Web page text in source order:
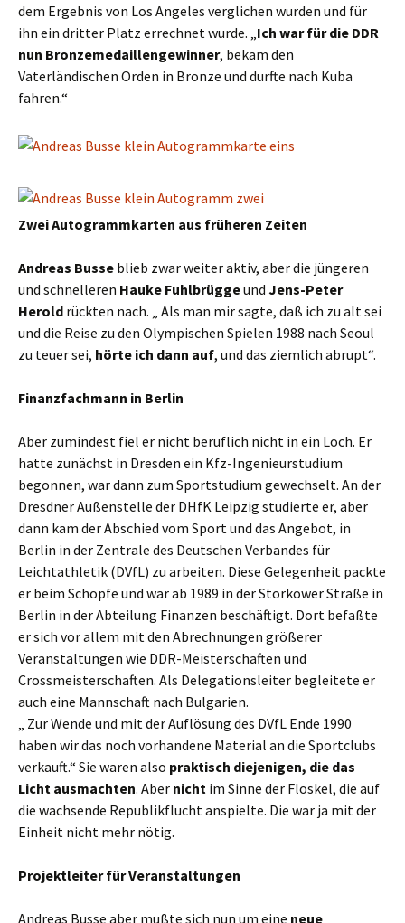
dem Ergebnis von Los Angeles verglichen wurden und für
ihn ein dritter Platz errechnet wurde. „Ich war für die DDR
nun Bronzemedaillengewinner, bekam den
Vaterländischen Orden in Bronze und durfte nach Kuba
fahren.“
Zwei Autogrammkarten aus früheren Zeiten
Andreas Busse blieb zwar weiter aktiv, aber die jüngeren
und schnelleren Hauke Fuhlbrüggeund Jens-Peter
Herold rückten nach. „ Als man mir sagte, daß ich zu alt sei
und die Reise zu den Olympischen Spielen 1988 nach Seoul
zu teuer sei, hörte ich dann auf, und das ziemlich abrupt“.
Finanzfachmann in Berlin
Aber zumindest fiel er nicht beruflich nicht in ein Loch. Er
hatte zunächst in Dresden ein Kfz-Ingenieurstudium
begonnen, war dann zum Sportstudium gewechselt. An der
Dresdner Außenstelle der DHfK Leipzig studierte er, aber
dann kam der Abschied vom Sport und das Angebot, in
Berlin in der Zentrale des Deutschen Verbandes für
Leichtathletik (DVfL) zu arbeiten. Diese Gelegenheit packte
er beim Schopfe und war ab 1989 in der Storkower Straße in
Berlin in der Abteilung Finanzen beschäftigt. Dort befaßte
er sich vor allem mit den Abrechnungen größerer
Veranstaltungen wie DDR-Meisterschaften und
Crossmeisterschaften. Als Delegationsleiter begleitete er
auch eine Mannschaft nach Bulgarien.
„ Zur Wende und mit der Auflösung des DVfL Ende 1990
haben wir das noch vorhandene Material an die Sportclubs
verkauft.“ Sie waren also praktisch diejenigen, die das
Licht ausmachten. Aber nicht im Sinne der Floskel, die auf
die wachsende Republikflucht anspielte. Die war ja mit der
Einheit nicht mehr nötig.
Projektleiter für Veranstaltungen
Andreas Busse aber mußte sich nun um eine neue